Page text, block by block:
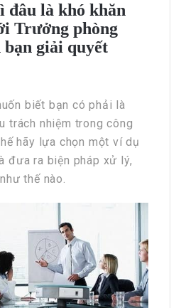
đâu là khó khăn
Trưởng phòng
giải quyết
biết bạn có phải là
trách nhiệm trong công
hãy lựa chọn một ví dụ
đưa ra biện pháp xử lý,
thế nào.